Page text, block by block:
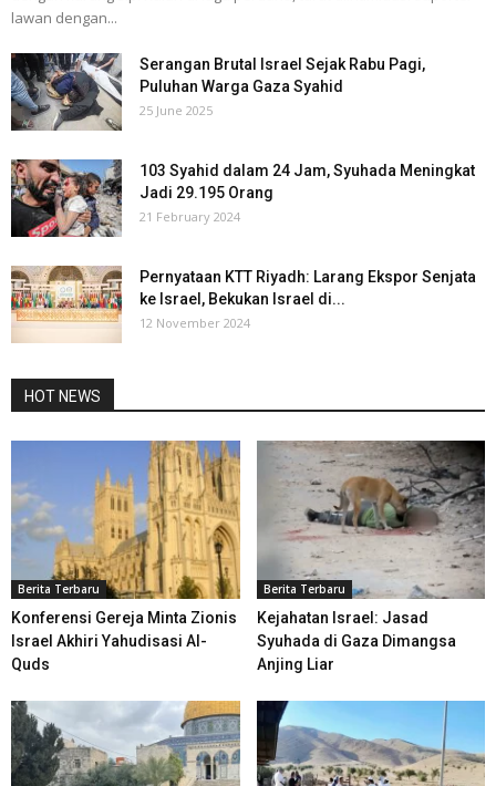
lawan dengan...
Serangan Brutal Israel Sejak Rabu Pagi,
Puluhan Warga Gaza Syahid
25 June 2025
103 Syahid dalam 24 Jam, Syuhada Meningkat
Jadi 29.195 Orang
21 February 2024
Pernyataan KTT Riyadh: Larang Ekspor Senjata
ke Israel, Bekukan Israel di...
12 November 2024
HOT NEWS
Berita Terbaru
Konferensi Gereja Minta Zionis
Israel Akhiri Yahudisasi Al-
Quds
Berita Terbaru
Kejahatan Israel: Jasad
Syuhada di Gaza Dimangsa
Anjing Liar